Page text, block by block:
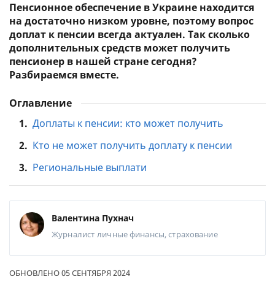
Пенсионное обеспечение в Украине находится
на достаточно низком уровне, поэтому вопрос
доплат к пенсии всегда актуален. Так сколько
дополнительных средств может получить
пенсионер в нашей стране сегодня?
Разбираемся вместе.
Оглавление
1. Доплаты к пенсии: кто может получить
2. Кто не может получить доплату к пенсии
3. Региональные выплати
Валентина Пухнач
Журналист личные финансы, страхование
ОБНОВЛЕНО 05 СЕНТЯБРЯ 2024